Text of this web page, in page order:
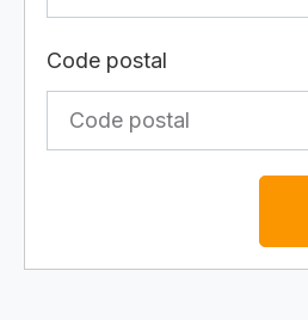
Code postal